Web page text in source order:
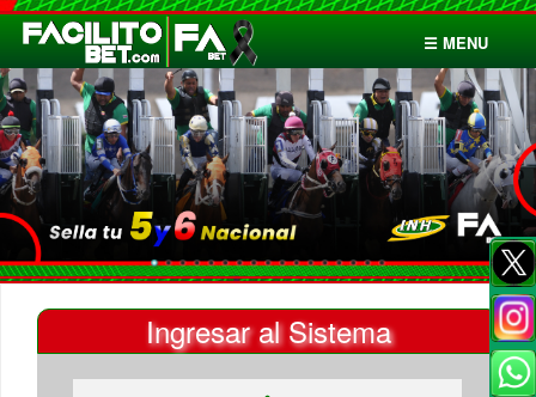
☰ MENU
Inicio
Apuestas
Cuentas
Ingresar al Sistema